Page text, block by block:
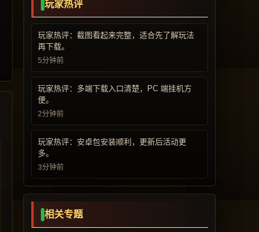
玩家热评
玩家热评：截图看起来完整，适合先了解玩法
再下载。
5分钟前
玩家热评：多端下载入口清楚，PC 端挂机方
便。
2分钟前
玩家热评：安卓包安装顺利，更新后活动更
多。
3分钟前
相关专题